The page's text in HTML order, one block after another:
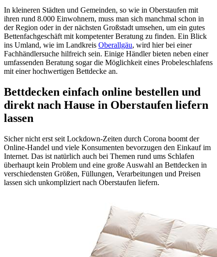
In kleineren Städten und Gemeinden, so wie in Oberstaufen mit
ihren rund 8.000 Einwohnern, muss man sich manchmal schon in
der Region oder in der nächsten Großstadt umsehen, um ein gutes
Bettenfachgeschäft mit kompetenter Beratung zu finden. Ein Blick
ins Umland, wie im Landkreis Oberallgäu, wird hier bei einer
Fachhändlersuche hilfreich sein. Einige Händler bieten neben einer
umfassenden Beratung sogar die Möglichkeit eines Probeleschlafens
mit einer hochwertigen Bettdecke an.
Bettdecken einfach online bestellen und
direkt nach Hause in Oberstaufen liefern
lassen
Sicher nicht erst seit Lockdown-Zeiten durch Corona boomt der
Online-Handel und viele Konsumenten bevorzugen den Einkauf im
Internet. Das ist natürlich auch bei Themen rund ums Schlafen
überhaupt kein Problem und eine große Auswahl an Bettdecken in
verschiedensten Größen, Füllungen, Verarbeitungen und Preisen
lassen sich unkompliziert nach Oberstaufen liefern.